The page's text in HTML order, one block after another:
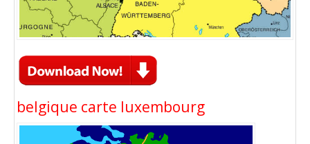
belgique carte luxembourg